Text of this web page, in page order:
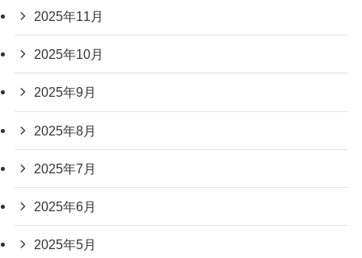
2025年11月
2025年10月
2025年9月
2025年8月
2025年7月
2025年6月
2025年5月